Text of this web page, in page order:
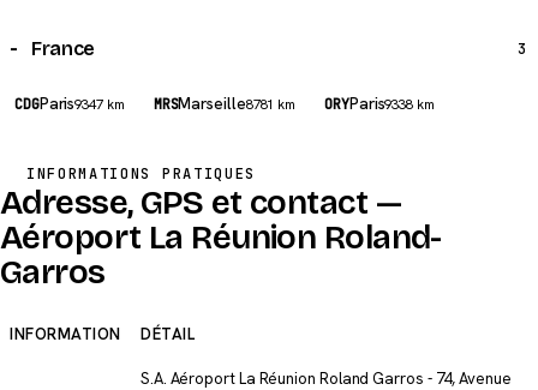
France 3
CDGParis9347 km MRSMarseille8781 km ORYParis9338 km
INFORMATIONS PRATIQUES
Adresse, GPS et contact —
Aéroport La Réunion Roland-
Garros
INFORMATION DÉTAIL
S.A. Aéroport La Réunion Roland Garros - 74, Avenue